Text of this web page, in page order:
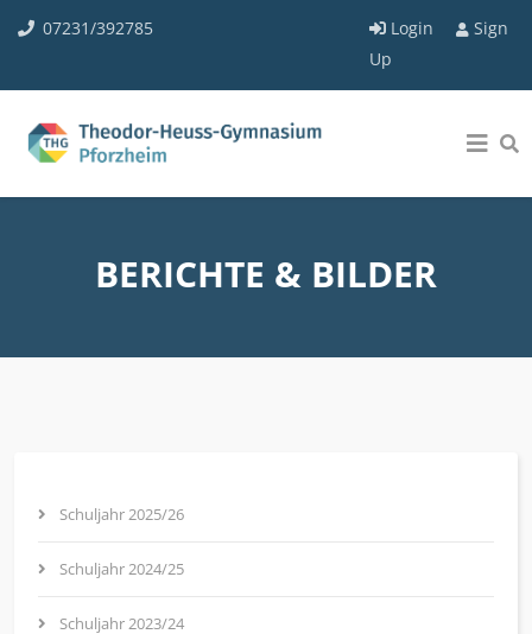
07231/392785 Login
Sign
Up
BERICHTE & BILDER
Schuljahr 2025/26
Schuljahr 2024/25
Schuljahr 2023/24